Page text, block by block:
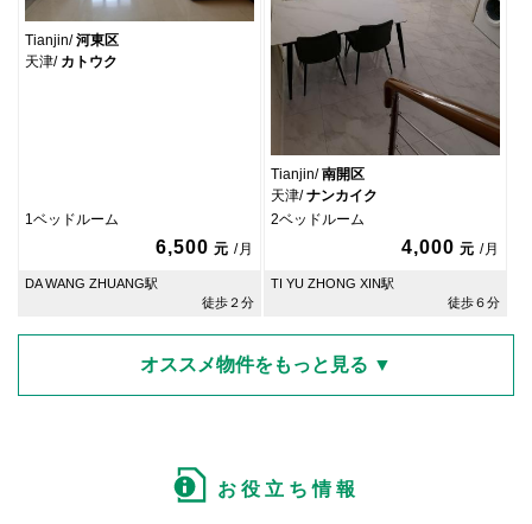
Tianjin/河東区
天津/ カトウク
1ベッドルーム
6,500 元 /月
DA WANG ZHUANG駅
徒歩２分
Tianjin/南開区
天津/ナンカイク
2ベッドルーム
4,000 元 /月
TI YU ZHONG XIN駅
徒歩６分
オススメ物件をもっと見る ▼
お役立ち情報